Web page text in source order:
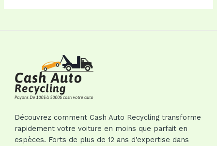
Découvrez comment Cash Auto Recycling transforme
rapidement votre voiture en moins que parfait en
espèces. Forts de plus de 12 ans d’expertise dans